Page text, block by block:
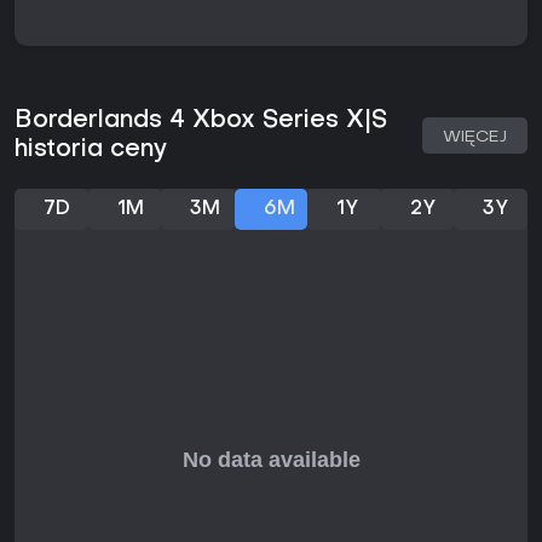
mniejszą ekipą, co czyni przeciwników twardszymi i
liczniejszymi. Ten tryb jest dla weteranów szukających
prawdziwej próby sił buildów i umiejętności.
Planeta Kairos to ogromny, połączony krajobraz pełen
promuje swobodne wędrowanie, mieszając progresję
Borderlands 4 Xbox Series X|S
historia ceny
WIĘCEJ
7D 1M 3M 6M 1Y 2Y 3Y